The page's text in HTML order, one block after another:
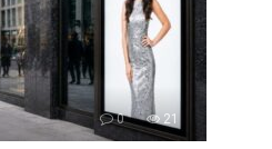
0 21